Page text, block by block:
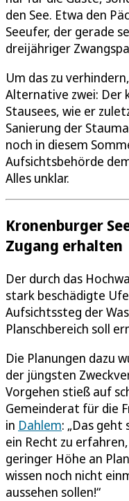
den See. Etwa den
Seeufer, der gerade
dreijähriger
Um das zu
Alternative zwei: Der
Stausees, wie er
Sanierung der
noch in diesem
Aufsichtsbehörde
Alles unklar.
Kronenburger
Zugang erhalten
Der durch das
stark beschädigte
Aufsichtssteg der
Planschbereich soll
Die Planungen dazu
der jüngsten
Vorgehen stieß auf
Gemeinderat für die
in Dahlem: „Das
ein Recht zu
geringer Höhe an
wissen noch nicht
aussehen sollen!“